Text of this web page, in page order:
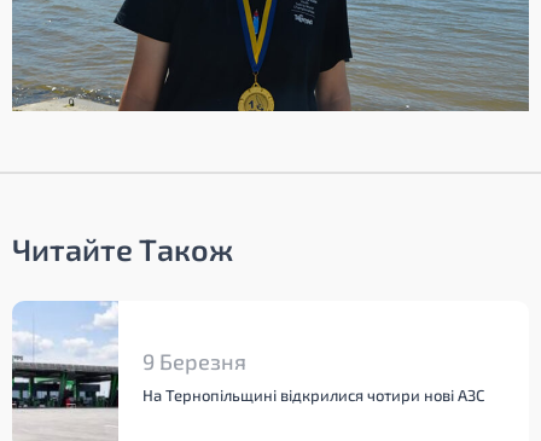
Читайте Також
9 Березня
На Тернопільщині відкрилися чотири нові АЗС